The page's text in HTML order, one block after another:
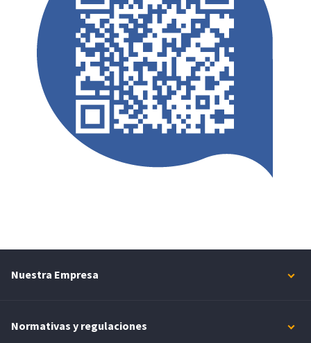
Nuestra Empresa
Normativas y regulaciones